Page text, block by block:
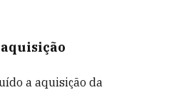
a aquisição da